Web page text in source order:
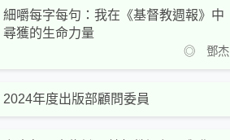
細嚼每字每句：我在《基督教週報》中
尋獲的生命力量
◎ 鄧杰
2024年度出版部顧問委員